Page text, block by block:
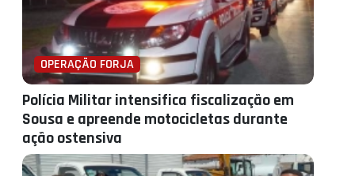
OPERAÇÃO FORJA
Polícia Militar intensifica fiscalização em
Sousa e apreende motocicletas durante
ação ostensiva